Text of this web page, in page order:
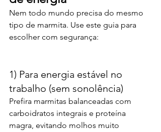
Nem todo mundo precisa do mesmo
tipo de marmita. Use este guia para
escolher com segurança:
1) Para energia estável no
trabalho (sem sonolência)
Prefira marmitas balanceadas com
carboidratos integrais e proteína
magra, evitando molhos muito